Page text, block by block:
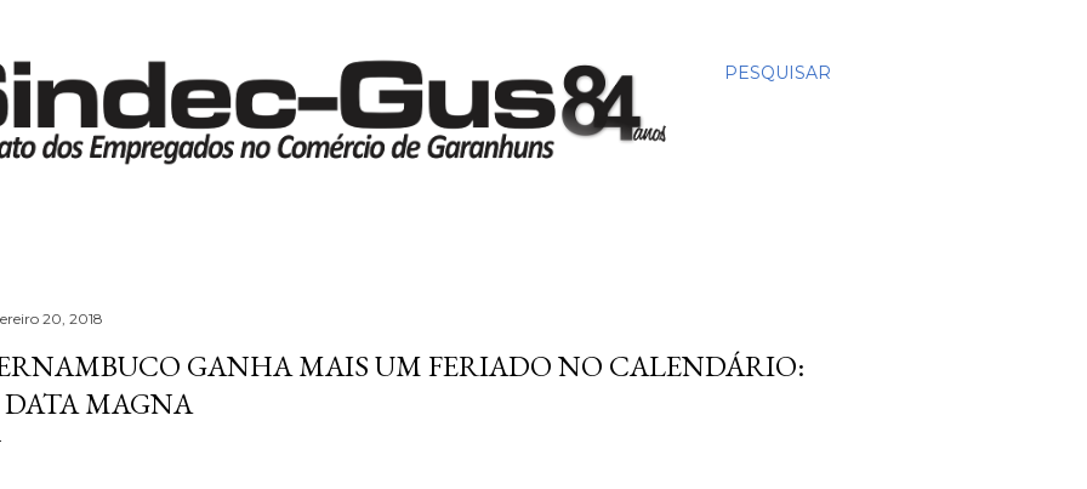
PESQUISAR
20, 2018
GANHA MAIS UM FERIADO NO CALENDÁRIO:
MAGNA